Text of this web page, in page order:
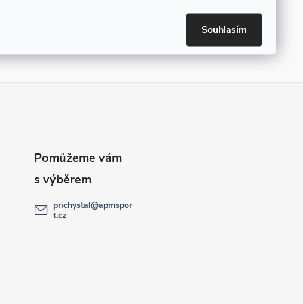
Souhlasím
prichystal@apmspor
t.cz